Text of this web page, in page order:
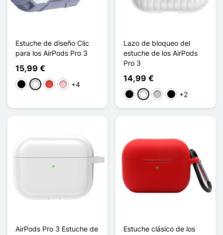
Estuche de diseño Clic
para los AirPods Pro 3
15,99 €
NegroBlancoRojoRosa+4
Lazo de bloqueo del
estuche de los AirPods
Pro 3
14,99 €
NegroBlancoTransparente
Noir Transparent
+2
AirPods Pro 3 Estuche de
Estuche clásico de los